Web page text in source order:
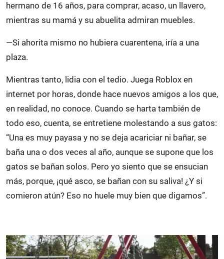
hermano de 16 años, para comprar, acaso, un llavero,
mientras su mamá y su abuelita admiran muebles.
—Si ahorita mismo no hubiera cuarentena, iría a una
plaza.
Mientras tanto, lidia con el tedio. Juega Roblox en
internet por horas, donde hace nuevos amigos a los que,
en realidad, no conoce. Cuando se harta también de
todo eso, cuenta, se entretiene molestando a sus gatos:
“Una es muy payasa y no se deja acariciar ni bañar, se
baña una o dos veces al año, aunque se supone que los
gatos se bañan solos. Pero yo siento que se ensucian
más, porque, ¡qué asco, se bañan con su saliva! ¿Y si
comieron atún? Eso no huele muy bien que digamos”.